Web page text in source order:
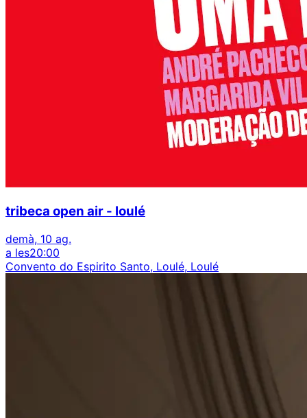
tribeca open air - loulé
demà, 10 ag.
a les20:00
Convento do Espirito Santo, Loulé, Loulé